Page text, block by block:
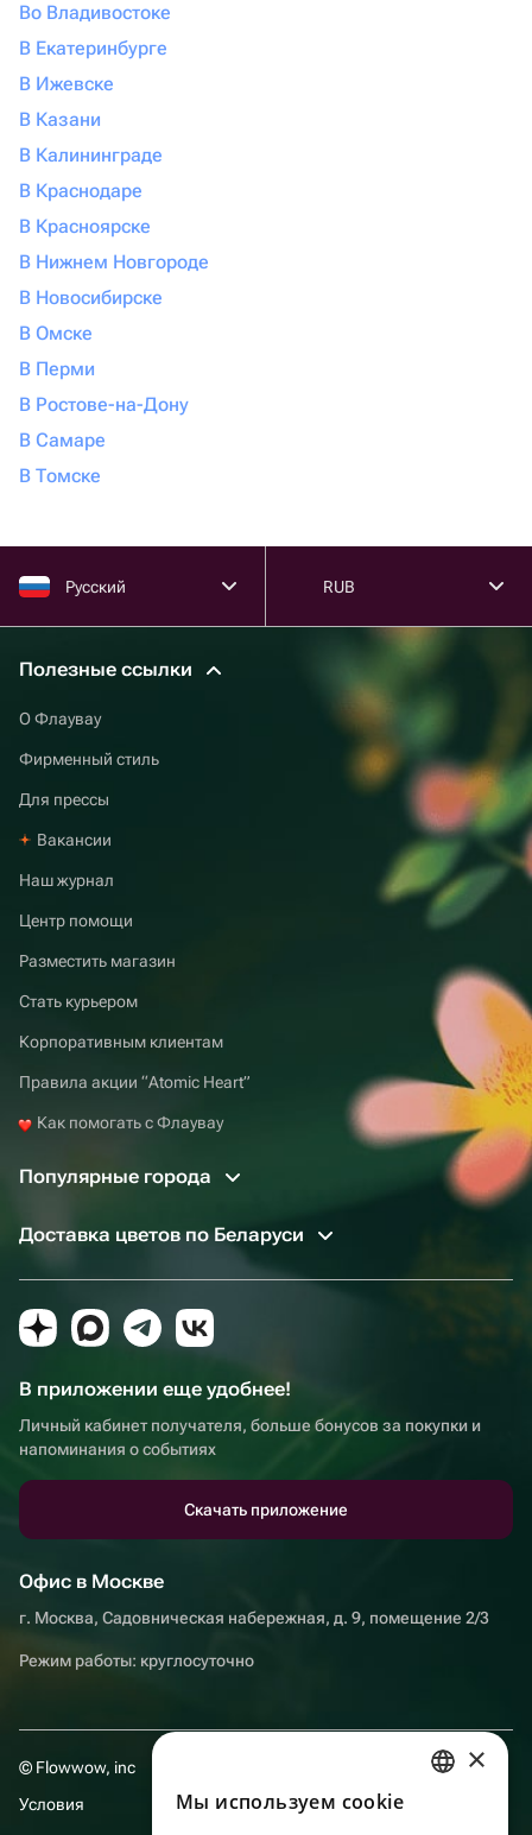
Во Владивостоке
В Екатеринбурге
В Ижевске
В Казани
В Калининграде
В Краснодаре
В Красноярске
В Нижнем Новгороде
В Новосибирске
В Омске
В Перми
В Ростове-на-Дону
В Самаре
В Томске
Русский RUB
Полезные ссылки
О Флаувау
Фирменный стиль
Для прессы
Вакансии
Наш журнал
Центр помощи
Разместить магазин
Стать курьером
Корпоративным клиентам
Правила акции “Atomic Heart”
Как помогать с Флаувау
Популярные города
Доставка цветов по Беларуси
В приложении еще удобнее!
Личный кабинет получателя, больше бонусов за покупки и
напоминания о событиях
Скачать приложение
Офис в Москве
г. Москва, Садовническая набережная, д. 9, помещение 2/3
Режим работы: круглосуточно
© Flowwow, inc
Условия
×
Мы используем сookie